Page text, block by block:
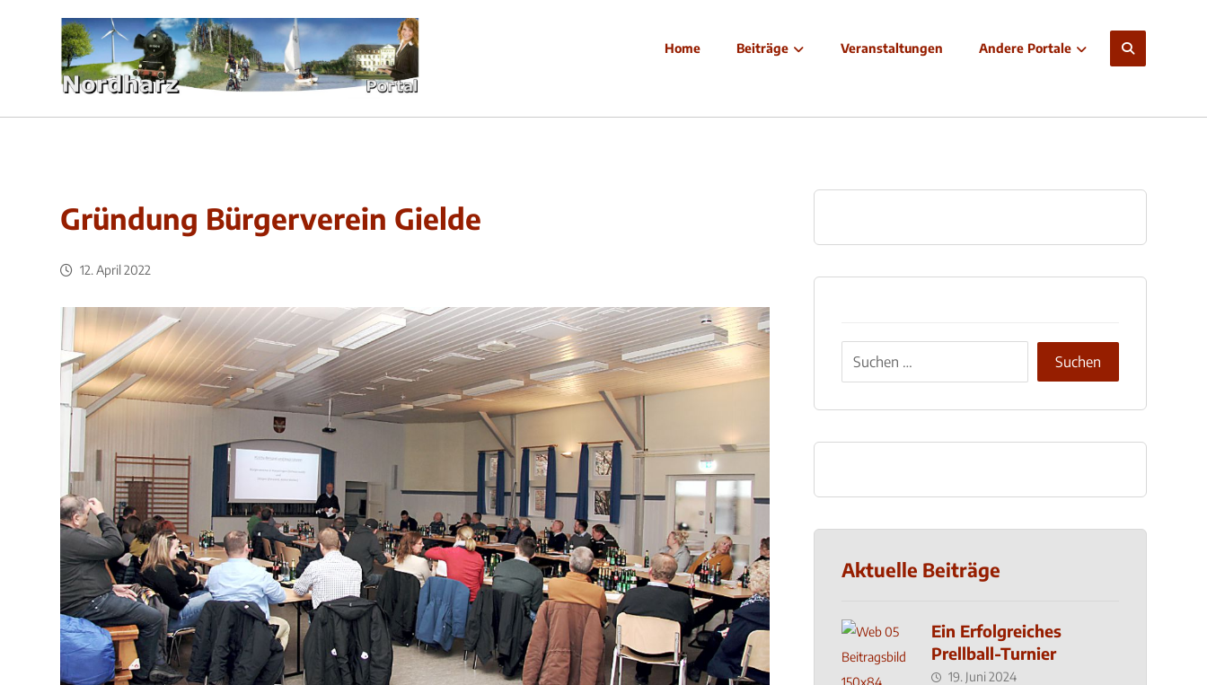
Home Beiträge Veranstaltungen Andere Portale
Gründung Bürgerverein Gielde
12. April 2022
Aktuelle Beiträge
Ein Erfolgreiches
Prellball-Turnier
19. Juni 2024